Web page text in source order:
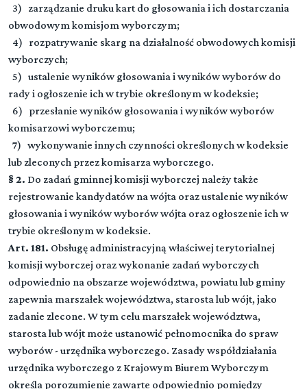
3) zarządzanie druku kart do głosowania i ich dostarczania
obwodowym komisjom wyborczym;
4) rozpatrywanie skarg na działalność obwodowych komisji
wyborczych;
5) ustalenie wyników głosowania i wyników wyborów do
rady i ogłoszenie ich w trybie określonym w kodeksie;
6) przesłanie wyników głosowania i wyników wyborów
komisarzowi wyborczemu;
7) wykonywanie innych czynności określonych w kodeksie
lub zleconych przez komisarza wyborczego.
§ 2. Do zadań gminnej komisji wyborczej należy także
rejestrowanie kandydatów na wójta oraz ustalenie wyników
głosowania i wyników wyborów wójta oraz ogłoszenie ich w
trybie określonym w kodeksie.
Art. 181. Obsługę administracyjną właściwej terytorialnej
komisji wyborczej oraz wykonanie zadań wyborczych
odpowiednio na obszarze województwa, powiatu lub gminy
zapewnia marszałek województwa, starosta lub wójt, jako
zadanie zlecone. W tym celu marszałek województwa,
starosta lub wójt może ustanowić pełnomocnika do spraw
wyborów - urzędnika wyborczego. Zasady współdziałania
urzędnika wyborczego z Krajowym Biurem Wyborczym
określa porozumienie zawarte odpowiednio pomiędzy
Dział I (art. 0-0)
Przepisy wstępne
▼
Rozdział 1 (art. 1 - 9)
Przepisy ogólne
Rozdział 2 (art. 10 - 11)
Prawa wyborcze
Rozdział 3 (art. 12 - 17)
Obwody głosowania
Rozdział 4 (art. 18 - 25)
Rejestr wyborców
Rozdział 5 (art. 26 - 37)
Spis wyborców
DZIAŁ II (art. 0-0)
Organy wyborcze
▼
Rozdział 1 (art. 152 - 156)
Przepisy ogólne
Rozdział 2 (art. 157 - 165)
Państwowa Komisja Wyborcza
Rozdział 3 (art. 166 - 169)
Komisarz wyborczy
Rozdział 4 (art. 170 - 173)